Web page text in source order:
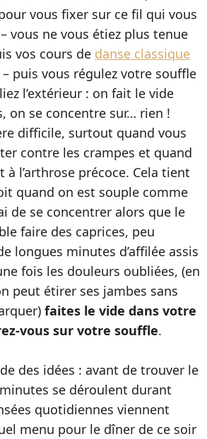
vous fixer sur ce fil qui vous
vous ne vous étiez plus tenue
vos cours de danse classique
– puis vous régulez votre souffle
l’extérieur : on fait le vide
on se concentre sur… rien !
difficile, surtout quand vous
contre les crampes et quand
l’arthrose précoce. Cela tient
quand on est souple comme
de se concentrer alors que le
faire des caprices, peu
longues minutes d’affilée assis
fois les douleurs oubliées, (en
peut étirer ses jambes sans
faites le vide dans votre
vous sur votre souffle.
des idées : avant de trouver le
se déroulent durant
quotidiennes viennent
menu pour le dîner de ce soir